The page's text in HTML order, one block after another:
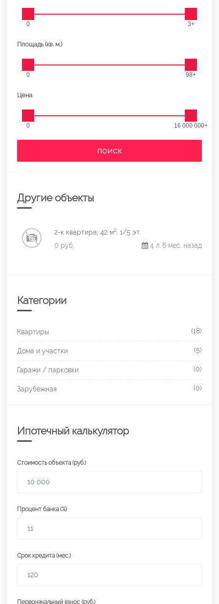
0 3+
Площадь (кв. м.)
0 98+
Цена
0 16 000 000+
ПОИСК
Другие объекты
2-к квартира, 42 м², 1/5 эт.
0 руб.
4 л. 6 мес. назад
Категории
Квартиры (18)
Дома и участки (5)
Гаражи / парковки (0)
Зарубежная (0)
Ипотечный калькулятор
Стоимость объекта (руб.)
Процент банка (%)
Срок кредита (мес.)
Первоначальный взнос (руб.)